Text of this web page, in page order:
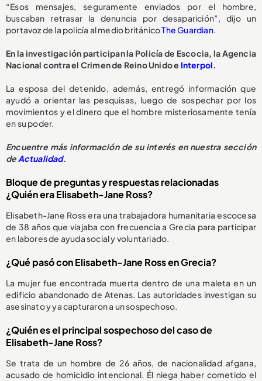
“Esos mensajes, seguramente enviados por el hombre,
buscaban retrasar la denuncia por desaparición”, dijo un
portavoz de la policía al medio británicoThe Guardian.
En la investigación participan la Policía de Escocia, la Agencia
Nacional contra el Crimen de Reino Unido e Interpol.
La esposa del detenido, además, entregó información que
ayudó a orientar las pesquisas, luego de sospechar por los
movimientos y el dinero que el hombre misteriosamente tenía
en su poder.
Encuentre más información de su interés en nuestra sección
deActualidad.
Bloque de preguntas y respuestas relacionadas
¿Quién era Elisabeth-Jane Ross?
Elisabeth-Jane Ross era una trabajadora humanitaria escocesa
de 38 años que viajaba con frecuencia a Grecia para participar
en labores de ayuda social y voluntariado.
¿Qué pasó con Elisabeth-Jane Ross en Grecia?
La mujer fue encontrada muerta dentro de una maleta en un
edificio abandonado de Atenas. Las autoridades investigan su
asesinato y ya capturaron a un sospechoso.
¿Quién es el principal sospechoso del caso de
Elisabeth-Jane Ross?
Se trata de un hombre de 26 años, de nacionalidad afgana,
acusado de homicidio intencional. Él niega haber cometido el